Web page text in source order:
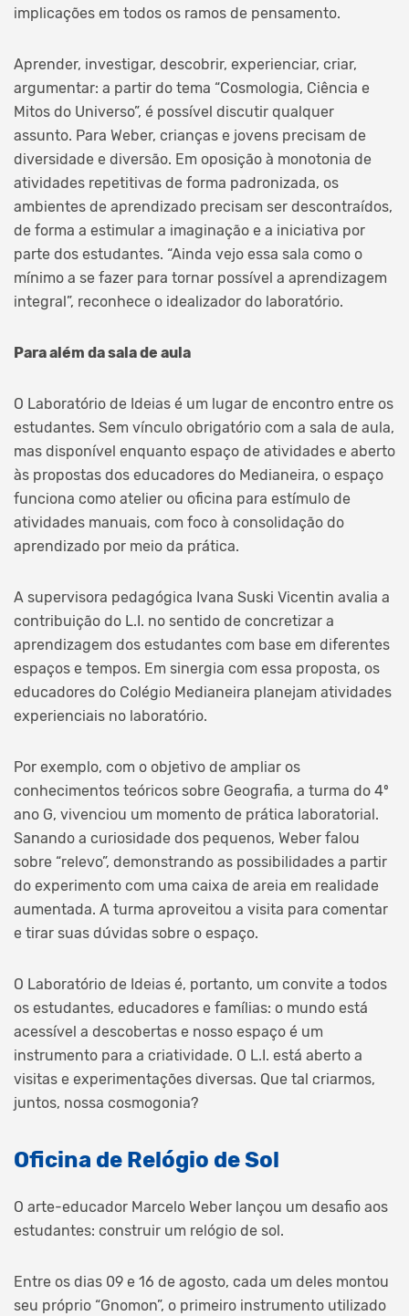
implicações em todos os ramos de pensamento.
Aprender, investigar, descobrir, experienciar, criar,
argumentar: a partir do tema “Cosmologia, Ciência e
Mitos do Universo”, é possível discutir qualquer
assunto. Para Weber, crianças e jovens precisam de
diversidade e diversão. Em oposição à monotonia de
atividades repetitivas de forma padronizada, os
ambientes de aprendizado precisam ser descontraídos,
de forma a estimular a imaginação e a iniciativa por
parte dos estudantes. “Ainda vejo essa sala como o
mínimo a se fazer para tornar possível a aprendizagem
integral”, reconhece o idealizador do laboratório.
Para além da sala de aula
O Laboratório de Ideias é um lugar de encontro entre os
estudantes. Sem vínculo obrigatório com a sala de aula,
mas disponível enquanto espaço de atividades e aberto
às propostas dos educadores do Medianeira, o espaço
funciona como atelier ou oficina para estímulo de
atividades manuais, com foco à consolidação do
aprendizado por meio da prática.
A supervisora pedagógica Ivana Suski Vicentin avalia a
contribuição do L.I. no sentido de concretizar a
aprendizagem dos estudantes com base em diferentes
espaços e tempos. Em sinergia com essa proposta, os
educadores do Colégio Medianeira planejam atividades
experienciais no laboratório.
Por exemplo, com o objetivo de ampliar os
conhecimentos teóricos sobre Geografia, a turma do 4º
ano G, vivenciou um momento de prática laboratorial.
Sanando a curiosidade dos pequenos, Weber falou
sobre “relevo”, demonstrando as possibilidades a partir
do experimento com uma caixa de areia em realidade
aumentada. A turma aproveitou a visita para comentar
e tirar suas dúvidas sobre o espaço.
O Laboratório de Ideias é, portanto, um convite a todos
os estudantes, educadores e famílias: o mundo está
acessível a descobertas e nosso espaço é um
instrumento para a criatividade. O L.I. está aberto a
visitas e experimentações diversas. Que tal criarmos,
juntos, nossa cosmogonia?
Oficina de Relógio de Sol
O arte-educador Marcelo Weber lançou um desafio aos
estudantes: construir um relógio de sol.
Entre os dias 09 e 16 de agosto, cada um deles montou
seu próprio “Gnomon”, o primeiro instrumento utilizado